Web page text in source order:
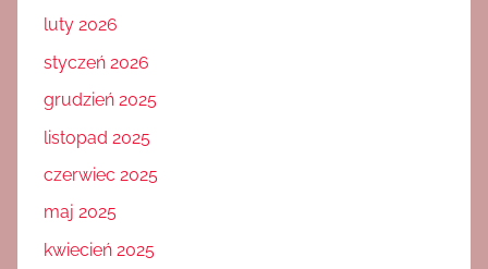
luty 2026
styczeń 2026
grudzień 2025
listopad 2025
czerwiec 2025
maj 2025
kwiecień 2025